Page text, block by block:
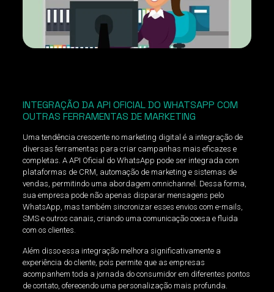
INTEGRAÇÃO DA API OFICIAL DO WHATSAPP COM
OUTRAS FERRAMENTAS DE MARKETING
Uma tendência crescente no marketing digital é a integração de
diversas ferramentas para criar campanhas mais eficazes e
completas. A API Oficial do WhatsApp pode ser integrada com
plataformas de CRM, automação de marketing e sistemas de
vendas, permitindo uma abordagem omnichannel. Dessa forma,
sua empresa pode não apenas disparar mensagens pelo
WhatsApp, mas também sincronizar esses envios com e-mails,
SMS e outros canais, criando uma comunicação coesa e fluida
com os clientes.
Além disso essa integração melhora significativamente a
experiência do cliente, pois permite que as empresas
acompanhem toda a jornada do consumidor em diferentes pontos
de contato, oferecendo uma personalização mais profunda.